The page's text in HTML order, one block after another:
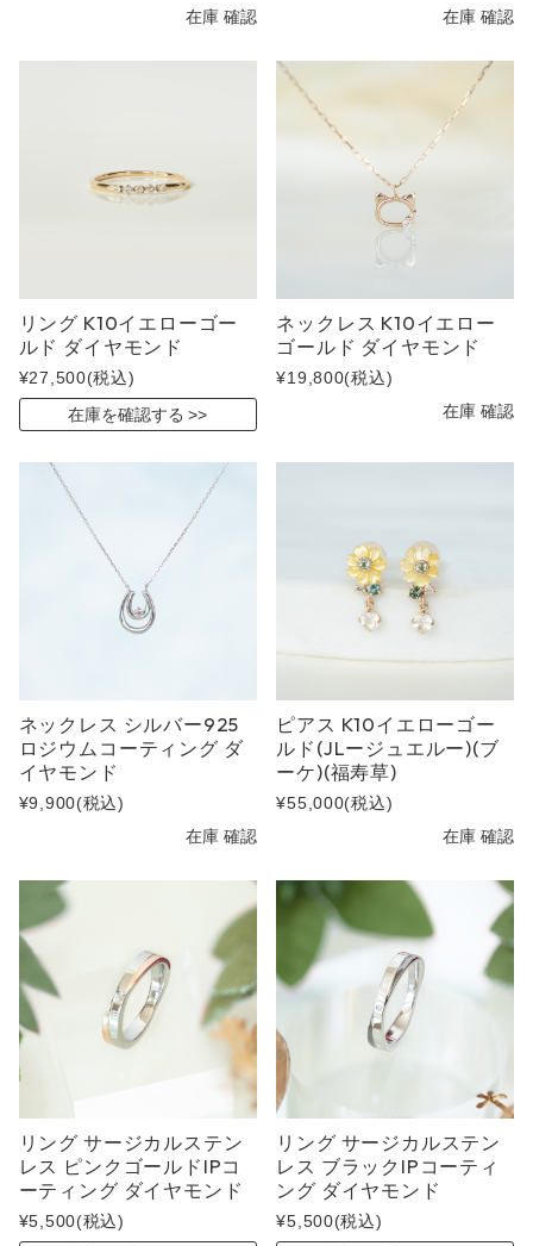
在庫 確認
在庫 確認
リング K10イエローゴー
ルド ダイヤモンド
¥27,500(税込)
在庫を確認する
ネックレス K10イエロー
ゴールド ダイヤモンド
¥19,800(税込)
在庫 確認
ネックレス シルバー925
ロジウムコーティング ダ
イヤモンド
¥9,900(税込)
在庫 確認
ピアス K10イエローゴー
ルド(JLージュエルー)(ブ
ーケ)(福寿草)
¥55,000(税込)
在庫 確認
リング サージカルステン
レス ピンクゴールドIPコ
ーティング ダイヤモンド
¥5,500(税込)
リング サージカルステン
レス ブラックIPコーティ
ング ダイヤモンド
¥5,500(税込)